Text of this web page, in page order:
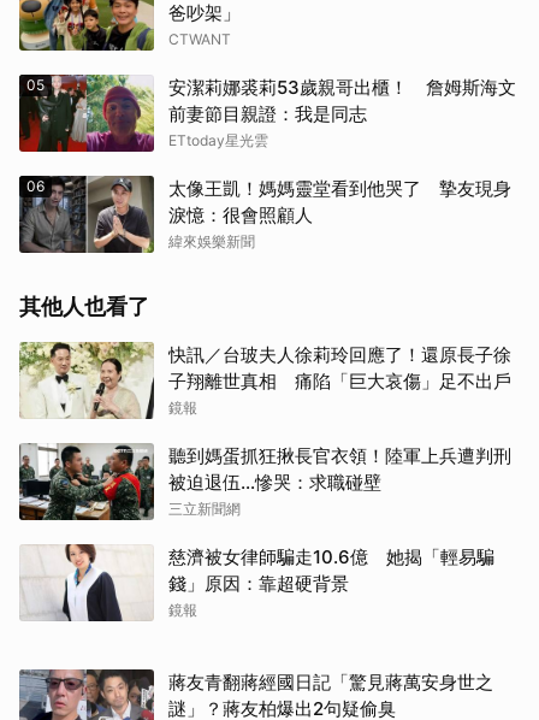
爸吵架」
CTWANT
05
安潔莉娜裘莉53歲親哥出櫃！ 詹姆斯海文
前妻節目親證：我是同志
ETtoday星光雲
06
太像王凱！媽媽靈堂看到他哭了 摯友現身
淚憶：很會照顧人
緯來娛樂新聞
其他人也看了
快訊／台玻夫人徐莉玲回應了！還原長子徐
子翔離世真相 痛陷「巨大哀傷」足不出戶
鏡報
聽到媽蛋抓狂揪長官衣領！陸軍上兵遭判刑
被迫退伍…慘哭：求職碰壁
三立新聞網
慈濟被女律師騙走10.6億 她揭「輕易騙
錢」原因：靠超硬背景
鏡報
蔣友青翻蔣經國日記「驚見蔣萬安身世之
謎」？蔣友柏爆出2句疑偷臭